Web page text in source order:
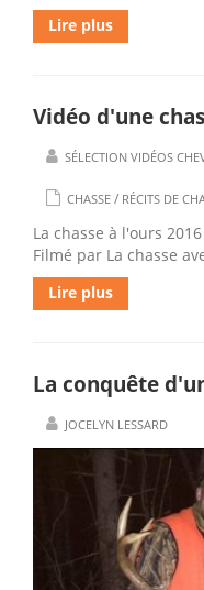
Lire plus
Vidéo d'une
SÉLECTION VIDÉOS
CHASSE / RÉCITS DE
La chasse à l'ours
Filmé par La chasse
Lire plus
La conquête
JOCELYN LESSARD